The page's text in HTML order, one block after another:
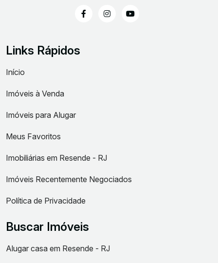
Links Rápidos
Início
Imóveis à Venda
Imóveis para Alugar
Meus Favoritos
Imobiliárias em Resende - RJ
Imóveis Recentemente Negociados
Política de Privacidade
Buscar Imóveis
Alugar casa em Resende - RJ